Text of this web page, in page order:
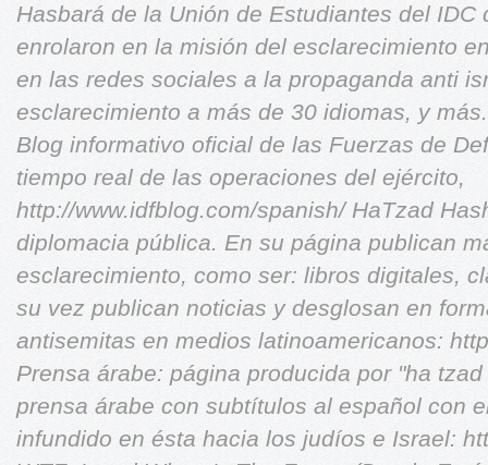
Hasbará de la Unión de Estudiantes del
enrolaron en la misión del esclarecimiento
en las redes sociales a la propaganda anti
esclarecimiento a más de 30 idiomas, y
Blog informativo oficial de las Fuerzas de
tiempo real de las operaciones del ejército,
http://www.idfblog.com/spanish/ HaTzad
diplomacia pública. En su página publican
esclarecimiento, como ser: libros digitales,
su vez publican noticias y desglosan en
antisemitas en medios latinoamericanos:
Prensa árabe: página producida por "ha
prensa árabe con subtítulos al español con
infundido en ésta hacia los judíos e Israel: